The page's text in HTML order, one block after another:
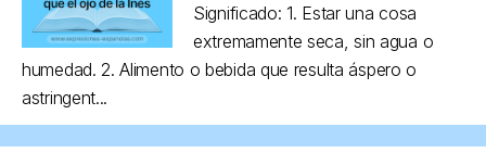
Significado: 1. Estar una cosa
extremamente seca, sin agua o
humedad. 2. Alimento o bebida que resulta áspero o
astringent...